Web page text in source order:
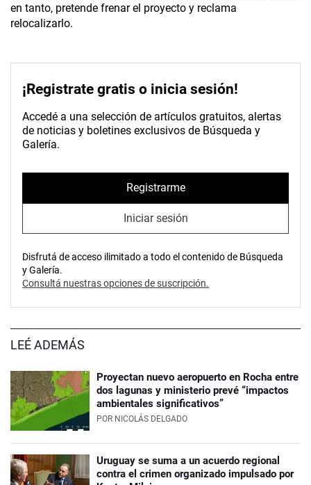
en tanto, pretende frenar el proyecto y reclama
relocalizarlo.
¡Registrate gratis o inicia sesión!
Accedé a una selección de artículos gratuitos, alertas
de noticias y boletines exclusivos de Búsqueda y
Galería.
Registrarme
Iniciar sesión
Disfrutá de acceso ilimitado a todo el contenido de Búsqueda
y Galería.
Consultá nuestras opciones de suscripción.
LEÉ ADEMÁS
Proyectan nuevo aeropuerto en Rocha entre
dos lagunas y ministerio prevé “impactos
ambientales significativos”
POR NICOLÁS DELGADO
Uruguay se suma a un acuerdo regional
contra el crimen organizado impulsado por